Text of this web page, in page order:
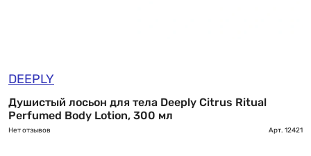
DEEPLY
Душистый лосьон для тела Deeply Citrus Ritual
Perfumed Body Lotion, 300 мл
Нет отзывов Арт. 12421